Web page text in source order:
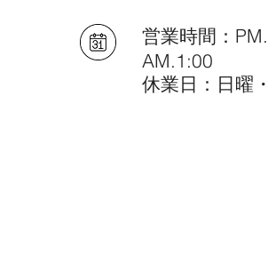
営業時間：
AM.1:00
休業日：日曜